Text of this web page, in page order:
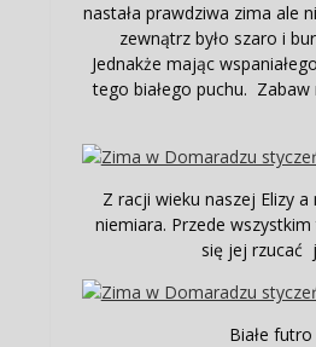
nastała prawdziwa zima ale
zewnątrz było szaro i
Jednakże mając
tego białego puchu. Zabaw
Z racji wieku naszej Elizy
niemiara. Przede
się jej rzucać
Białe